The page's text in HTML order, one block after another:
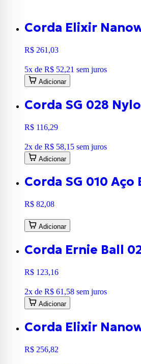
Corda Elixir
R$ 261,03
5x de R$ 52,21 sem juros
Adicionar
Corda SG 028
R$ 116,29
2x de R$ 58,15 sem juros
Adicionar
Corda SG 010
R$ 82,08
Adicionar
Corda Ernie Ball
R$ 123,16
2x de R$ 61,58 sem juros
Adicionar
Corda Elixir
R$ 256,82